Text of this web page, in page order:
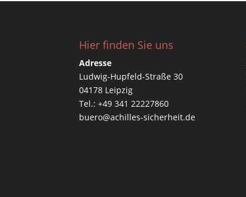
Hier finden Sie uns
Adresse
Ludwig-Hupfeld-Straße 30
04178 Leipzig
Tel.: +49 341 22227860
buero@achilles-sicherheit.de